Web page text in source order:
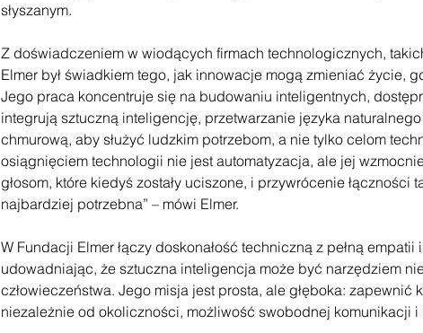
słyszanym.
Z doświadczeniem w wiodących firmach technologicznych,
Elmer był świadkiem tego, jak innowacje mogą zmieniać życie,
Jego praca koncentruje się na budowaniu inteligentnych,
integrują sztuczną inteligencję, przetwarzanie języka
chmurową, aby służyć ludzkim potrzebom, a nie tylko celom
osiągnięciem technologii nie jest automatyzacja, ale jej
głosom, które kiedyś zostały uciszone, i przywrócenie łączności
najbardziej potrzebna” – mówi Elmer.
W Fundacji Elmer łączy doskonałość techniczną z pełną empatii
udowadniając, że sztuczna inteligencja może być narzędziem
człowieczeństwa. Jego misja jest prosta, ale głęboka: zapewnić
niezależnie od okoliczności, możliwość swobodnej komunikacji i